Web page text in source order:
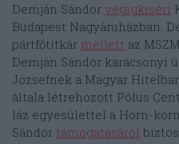
Demján Sándor végigkíséri
Budapest Nagyáruházban.
pártfőtitkár mellett az
Demján Sándor karácsonyi
Józsefnek a Magyar
általa létrehozott Pólus
láz egyesülettel a Horn-
Sándor támogatásáról